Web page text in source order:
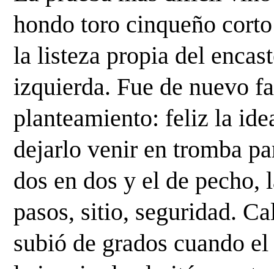
hondo toro cinqueño
la listeza propia del
izquierda. Fue de nuevo
planteamiento: feliz la
dejarlo venir en tromba
dos en dos y el de pecho,
pasos, sitio, seguridad.
subió de grados cuando